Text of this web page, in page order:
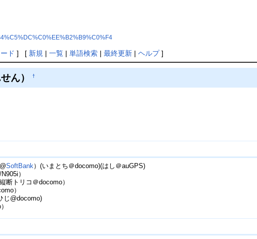
ド ] [ 新規 | 一覧| 単語検索| 最終更新| ヘルプ]
せん）†
SoftBank ）(いまとち＠docomo)(はし＠auGPS)
）
断トリコ＠docomo）
）
じ@docomo)